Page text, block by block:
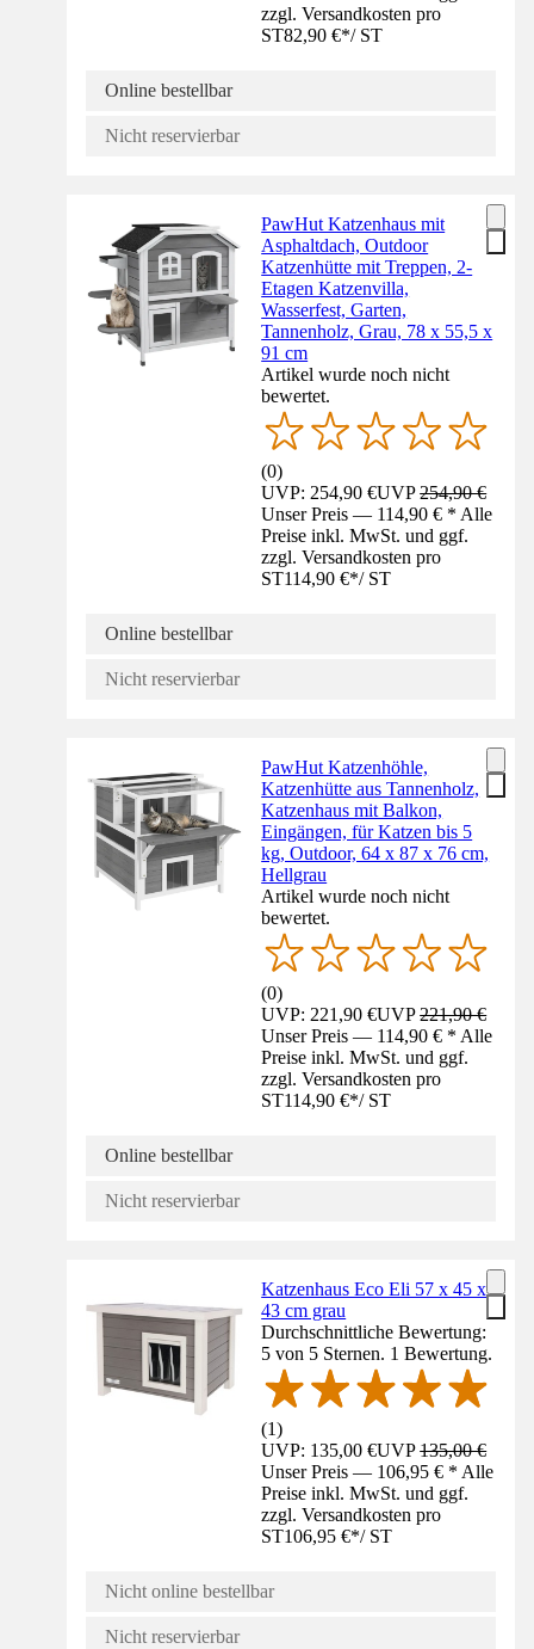
zzgl. Versandkosten pro
ST82,90 €*/ ST
Online bestellbar
Nicht reservierbar
PawHut Katzenhaus mit
Asphaltdach, Outdoor
Katzenhütte mit Treppen, 2-
Etagen Katzenvilla,
Wasserfest, Garten,
Tannenholz, Grau, 78 x 55,5 x
91 cm
Artikel wurde noch nicht
bewertet.
(0)
UVP: 254,90 €UVP254,90 €
Unser Preis — 114,90 € * Alle
Preise inkl. MwSt. und ggf.
zzgl. Versandkosten pro
ST114,90 €*/ ST
Online bestellbar
Nicht reservierbar
PawHut Katzenhöhle,
Katzenhütte aus Tannenholz,
Katzenhaus mit Balkon,
Eingängen, für Katzen bis 5
kg, Outdoor, 64 x 87 x 76 cm,
Hellgrau
Artikel wurde noch nicht
bewertet.
(0)
UVP: 221,90 €UVP221,90 €
Unser Preis — 114,90 € * Alle
Preise inkl. MwSt. und ggf.
zzgl. Versandkosten pro
ST114,90 €*/ ST
Online bestellbar
Nicht reservierbar
Katzenhaus Eco Eli 57 x 45 x
43 cm grau
Durchschnittliche Bewertung:
5 von 5 Sternen. 1 Bewertung.
(1)
UVP: 135,00 €UVP135,00 €
Unser Preis — 106,95 € * Alle
Preise inkl. MwSt. und ggf.
zzgl. Versandkosten pro
ST106,95 €*/ ST
Nicht online bestellbar
Nicht reservierbar